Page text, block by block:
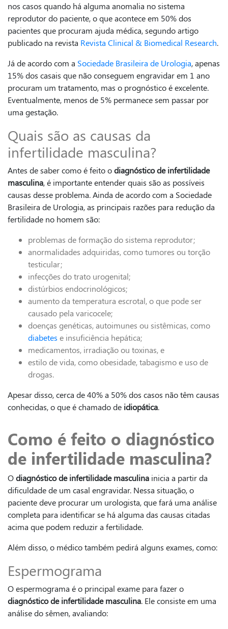
nos casos quando há alguma anomalia no sistema
reprodutor do paciente, o que acontece em 50% dos
pacientes que procuram ajuda médica, segundo artigo
publicado na revista Revista Clinical & Biomedical Research.
Já de acordo com a Sociedade Brasileira de Urologia, apenas
15% dos casais que não conseguem engravidar em 1 ano
procuram um tratamento, mas o prognóstico é excelente.
Eventualmente, menos de 5% permanece sem passar por
uma gestação.
Quais são as causas da
infertilidade masculina?
Antes de saber como é feito odiagnóstico de infertilidade
masculina, é importante entender quais são as possíveis
causas desse problema. Ainda de acordo com a Sociedade
Brasileira de Urologia, as principais razões para redução da
fertilidade no homem são:
problemas de formação do sistema reprodutor;
anormalidades adquiridas, como tumores ou torção
testicular;
infecções do trato urogenital;
distúrbios endocrinológicos;
aumento da temperatura escrotal, o que pode ser
causado pela varicocele;
doenças genéticas, autoimunes ou sistêmicas, como
diabetes e insuficiência hepática;
medicamentos, irradiação ou toxinas, e
estilo de vida, como obesidade, tabagismo e uso de
drogas.
Apesar disso, cerca de 40% a 50% dos casos não têm causas
conhecidas, o que é chamado de idiopática.
Como é feito o diagnóstico
de infertilidade masculina?
Odiagnóstico de infertilidade masculina inicia a partir da
dificuldade de um casal engravidar. Nessa situação, o
paciente deve procurar um urologista, que fará uma análise
completa para identificar se há alguma das causas citadas
acima que podem reduzir a fertilidade.
Além disso, o médico também pedirá alguns exames, como:
Espermograma
O espermograma é o principal exame para fazer o
diagnóstico de infertilidade masculina. Ele consiste em uma
análise do sêmen, avaliando: